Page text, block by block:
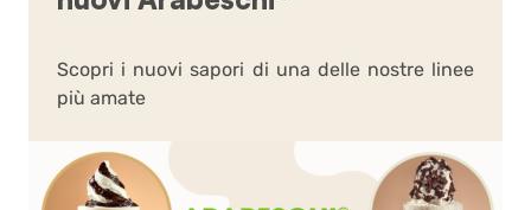
Scopri i nuovi sapori di una delle nostre linee
più amate